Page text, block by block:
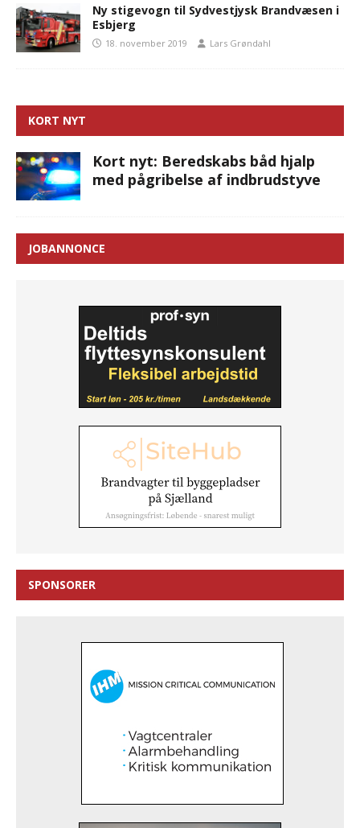
Ny stigevogn til Sydvestjysk Brandvæsen i
Esbjerg
18. november 2019 Lars Grøndahl
KORT NYT
Kort nyt: Beredskabs båd hjalp
med pågribelse af indbrudstyve
JOBANNONCE
SPONSORER